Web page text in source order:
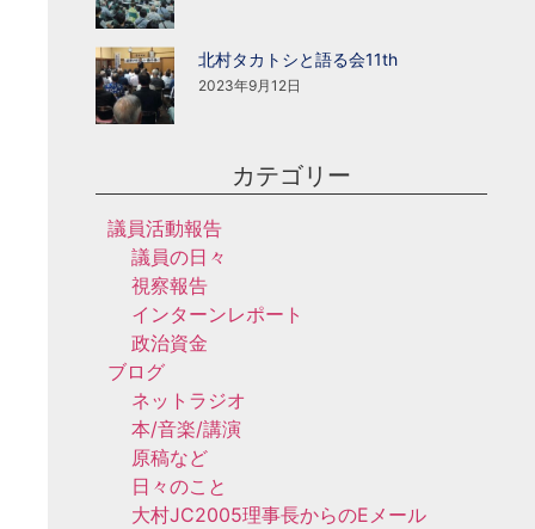
北村タカトシと語る会11th
2023年9月12日
カテゴリー
議員活動報告
議員の日々
視察報告
インターンレポート
政治資金
ブログ
ネットラジオ
本/音楽/講演
原稿など
日々のこと
大村JC2005理事長からのEメール